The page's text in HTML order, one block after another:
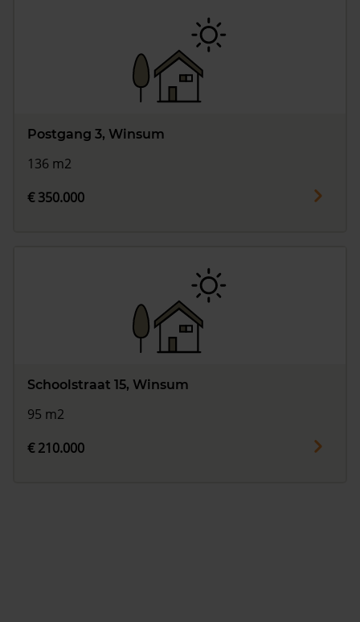
Postgang 3, Winsum
136 m2
€ 350.000
Schoolstraat 15, Winsum
95 m2
€ 210.000